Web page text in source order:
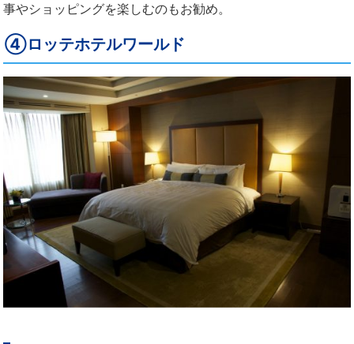
事やショッピングを楽しむのもお勧め。
④ロッテホテルワールド